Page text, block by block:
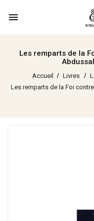
menu
Les remparts de la
Accueil Livres
Les remparts de la Foi